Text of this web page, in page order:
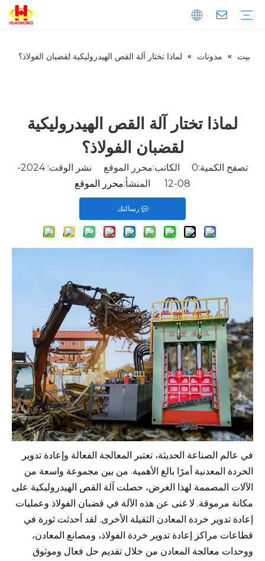
بيت » مدونات » لماذا تختار آلة القص الهيدروليكية لقضبان الفولاذ؟
لماذا تختار آلة القص الهيدروليكية
لقضبان الفولاذ؟
تصفح الكمية:0
الكاتب:محرر الموقع نشر الوقت: 2024-
08-12 المنشأ:
محرر الموقع
رسالتك
في عالم الصناعة الحديثة، تعتبر المعالجة الفعالة وإعادة تدوير
الخردة المعدنية أمرًا بالغ الأهمية. من بين مجموعة واسعة من
الآلات المصممة لهذا الغرض، حصلت آلة القص الهيدروليكية على
مكانة مرموقة. لا غنى عن هذه الآلة في قضبان الفولاذ وعمليات
إعادة تدوير خردة المعادن الثقيلة الأخرى. لقد أحدثت ثورة في
قطاعات مراكز إعادة تدوير خردة الفولاذ، ومصانع المعادن،
ووحدات معالجة المعادن من خلال تقديم حل فعال وموثوق